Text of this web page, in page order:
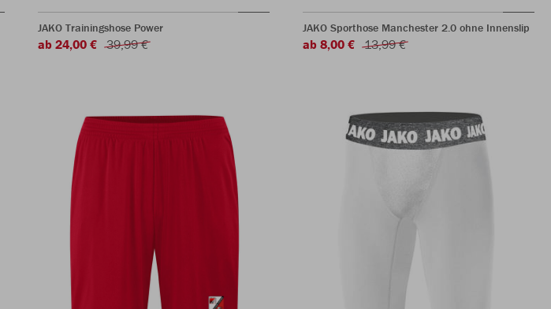
JAKO Trainingshose Power
ab 24,00 € 39,99 €
JAKO Sporthose Manchester 2.0 ohne Innenslip
ab 8,00 € 13,99 €